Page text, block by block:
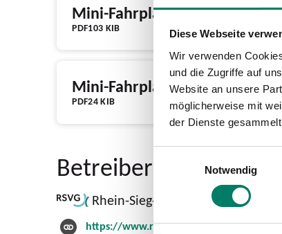
Diese Webseite
Wir verwenden
und die Zugriffe auf
Website an unsere
möglicherweise mit
der Dienste
Notwendig
PDF103 KIB
Mini-Fahrplan 2026
PDF24 KIB
Mini-Fahrplan 2026 (Gültig ab
Betreiber
Rhein-Sieg-Verkehrsgesellschaft
https://www.rsvg.de